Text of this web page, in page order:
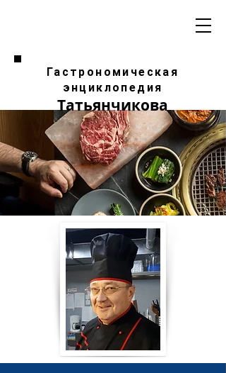
Гастрономическая
энциклопедия
Татьянчикова